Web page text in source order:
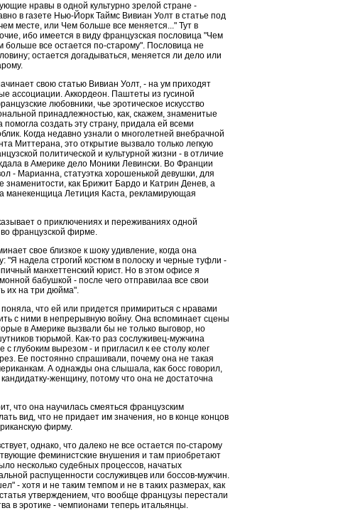
нравы в одной культурно зрелой стране -
в газете Нью-Йорк Таймс Вивиан Уолт в статье под
месте, или Чем больше все меняется..." Тут в
ибо имеется в виду французская пословица "Чем
больше все остается по-старому". Пословица не
остается догадываться, меняется ли дело или
свою статью Вивиан Уолт, - на ум приходят
ассоциации. Аккордеон. Паштеты из гусиной
любовники, чье эротическое искусство
принадлежностью, как, скажем, знаменитые
создать эту страну, придала ей всеми
Когда недавно узнали о многолетней внебрачной
Миттерана, это открытие вызвало только легкую
политической и культурной жизни - в отличие
в Америке дело Моники Левински. Во Франции
- Марианна, статуэтка хорошенькой девушки, для
знаменитости, как Брижит Бардо и Катрин Денев, а
манекенщица Летиция Каста, рекламирующая
о приключениях и переживаниях одной
французской фирме.
свое близкое к шоку удивление, когда она
"Я надела строгий костюм в полоску и черные туфли -
манхеттенский юрист. Но в этом офисе я
бабушкой - после чего отправилаа все свои
их на три дюйма".
что ей или придется примириться с нравами
с ними в непрерывную войну. Она вспоминает сцены
в Америке вызвали бы не только выговор, но
тюрьмой. Как-то раз сослуживец-мужчина
с глубоким вырезом - и пригласил к ее столу колег
Ее постоянно спрашивали, почему она не такая
А однажды она слышала, как босс говорил,
женщину, потому что она не достаточна
что она научилась смеяться французским
вид, что не придает им значения, но в конце концов
фирму.
однако, что далеко не все остается по-старому
феминистские внушения и там приобретают
несколько судебных процессов, начатых
распущенности сослуживцев или боссов-мужчин.
- хотя и не таким темпом и не в таких размерах, как
утверждением, что вообще французы перестали
в эротике - чемпионами теперь итальянцы.